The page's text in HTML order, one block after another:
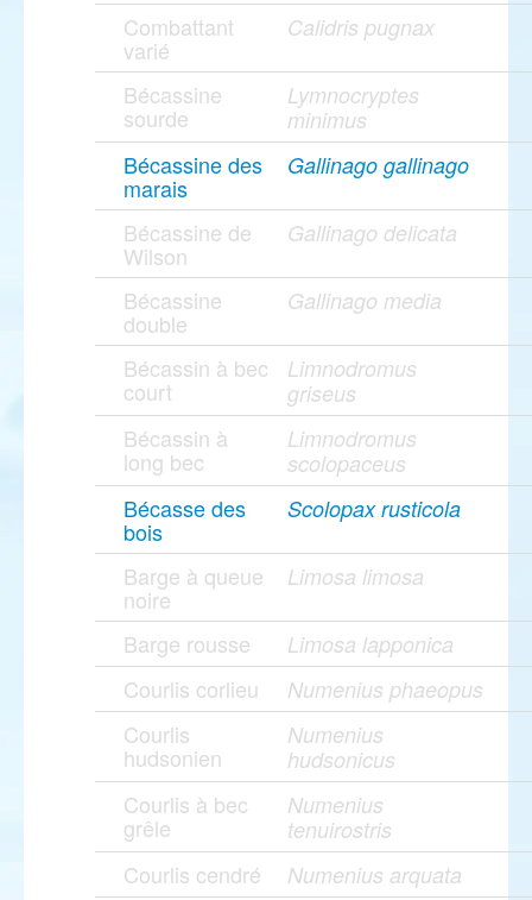
Combattant
varié
Calidris pugnax
Bécassine
sourde
Lymnocryptes
minimus
Bécassine des
marais
Gallinago gallinago
Bécassine de
Wilson
Gallinago delicata
Bécassine
double
Gallinago media
Bécassin à bec
court
Limnodromus
griseus
Bécassin à
long bec
Limnodromus
scolopaceus
Bécasse des
bois
Scolopax rusticola
Barge à queue
noire
Limosa limosa
Barge rousse Limosa lapponica
Courlis corlieu Numenius phaeopus
Courlis
hudsonien
Numenius
hudsonicus
Courlis à bec
grêle
Numenius
tenuirostris
Courlis cendré Numenius arquata